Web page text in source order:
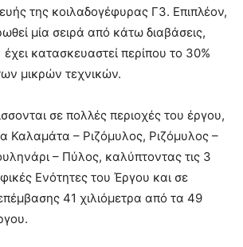
της κοιλαδογέφυρας Γ3. Επιπλέον,
μία σειρά από κάτω διαβάσεις,
κατασκευαστεί περίπου το 30%
μικρών τεχνικών.
σε πολλές περιοχές του έργου,
Καλαμάτα – Ριζόμυλος, Ριζόμυλος –
– Πύλος, καλύπτοντας τις 3
Ενότητες του Έργου και σε
41 χιλιόμετρα από τα 49